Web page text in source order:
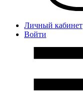
Личный кабинет
Войти